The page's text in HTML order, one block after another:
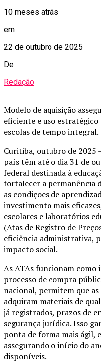
10 meses atrás
em
22 de outubro de 2025
De
Redação
Modelo de aquisição
eficiente e uso estratégico
escolas de tempo integral.
Curitiba, outubro de 2025
país têm até o dia 31 de
federal destinada à
fortalecer a permanência
as condições de
investimento mais
escolares e laboratórios
(Atas de Registro de
eficiência administrativa,
impacto social.
As ATAs funcionam
processo de compra
nacional, permitem que as
adquiram materiais de
já registrados, prazos de
segurança jurídica. Isso
ponta de forma mais ágil,
assegurando o início do
disponíveis.